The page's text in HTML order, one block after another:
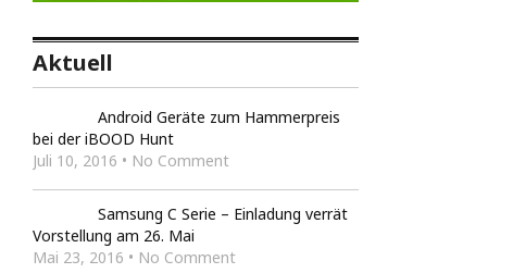
Aktuell
Android Geräte zum Hammerpreis
bei der iBOOD Hunt
Juli 10, 2016 • No Comment
Samsung C Serie – Einladung verrät
Vorstellung am 26. Mai
Mai 23, 2016 • No Comment